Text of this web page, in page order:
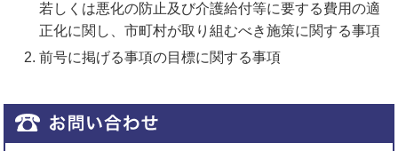
若しくは悪化の防止及び介護給付等に要する費用の適
正化に関し、市町村が取り組むべき施策に関する事項
前号に掲げる事項の目標に関する事項